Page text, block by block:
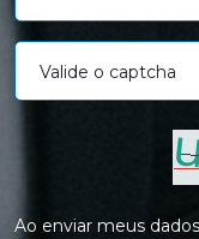
Ao enviar meus